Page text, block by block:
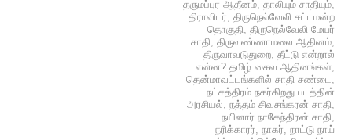
தருமப்புர ஆதீனம், தாலியும் சாதியும்,
திராவிடர், திருநெல்வேலி சட்டமன்ற
தொகுதி, திருநெல்வேலி மேயர்
சாதி, திருவண்ணாமலை ஆதினம்,
திருவாவடுதுறை, தீட்டு என்றால்
என்ன? தமிழ் சைவ ஆதினங்கள்,
தென்மாவட்டங்களில் சாதி சண்டை,
நட்சத்திரம் நகர்கிறது படத்தின்
அரசியல், நத்தம் சிவசங்கரன் சாதி,
நயினார் நாகேந்திரன் சாதி,
நரிக்காரர், நாகர், நாட்டு நாய்